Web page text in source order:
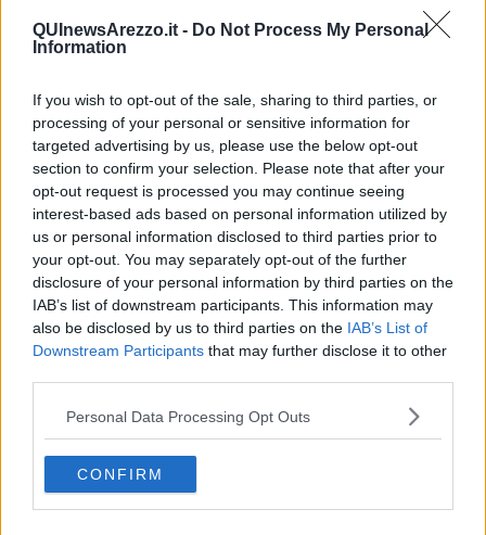
QUInewsArezzo.it - Do Not Process My Personal
Information
If you wish to opt-out of the sale, sharing to third parties, or
processing of your personal or sensitive information for
targeted advertising by us, please use the below opt-out
section to confirm your selection. Please note that after your
opt-out request is processed you may continue seeing
interest-based ads based on personal information utilized by
us or personal information disclosed to third parties prior to
your opt-out. You may separately opt-out of the further
disclosure of your personal information by third parties on the
IAB’s list of downstream participants. This information may
also be disclosed by us to third parties on the IAB’s List of
Downstream Participants that may further disclose it to other
Personal Data Processing Opt Outs
CONFIRM
risarcitoria "per i gravi errori commessi nella gestione delle
crisi bancarie in Italia"
FIRENZE — Codocons sta preparando una class action per
chiedere risarcimenti alla commissione dell'Unione Europea in
relazione ai "gravi errori commessi nella gestione delle crisi
bancarie italiane". Il riferimento è in particolare alle vicende di
Banca Etruria, BancaMarche, CariChieti e Carife. Istituti che
avrebbero potuto essere salvati dal Fondo interbancario,
operazione che l'UE vietò ma che poi è stata definita legittima da
una recente sentenza della Corte di Giustizia Europea.
"La commissione Ue - spiega Codacons in una nota - ha totalmente
sbagliato le proprie valutazioni, costringendo il governo Rezi ad
adottare ul bail in per le quattro banche, azzerando con un colpo di
spugna i risparmi degli obbligazionisti".